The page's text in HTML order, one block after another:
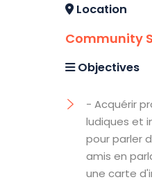
Location
Community
Objectives
- Acquérir
ludiques et
pour parler
amis en
une carte